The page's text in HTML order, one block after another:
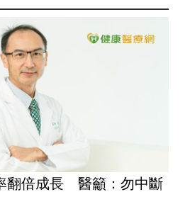
翻倍成長 醫籲：勿中斷